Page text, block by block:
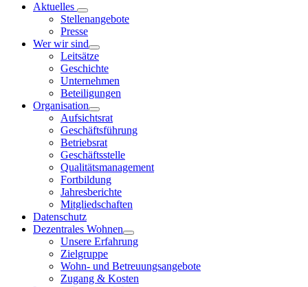
Aktuelles
Stellenangebote
Presse
Wer wir sind
Leitsätze
Geschichte
Unternehmen
Beteiligungen
Organisation
Aufsichtsrat
Geschäftsführung
Betriebsrat
Geschäftsstelle
Qualitätsmanagement
Fortbildung
Jahresberichte
Mitgliedschaften
Datenschutz
Dezentrales Wohnen
Unsere Erfahrung
Zielgruppe
Wohn- und Betreuungsangebote
Zugang & Kosten